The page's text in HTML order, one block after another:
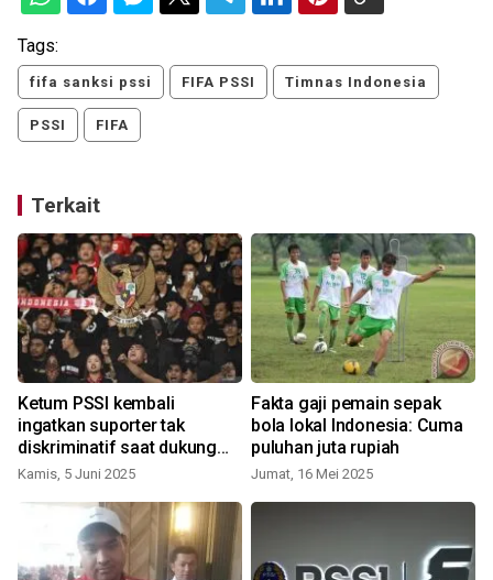
Tags:
fifa sanksi pssi FIFA PSSI Timnas Indonesia
PSSI FIFA
Terkait
Ketum PSSI kembali
ingatkan suporter tak
diskriminatif saat dukung
timnas
Kamis, 5 Juni 2025
Fakta gaji pemain sepak
bola lokal Indonesia: Cuma
puluhan juta rupiah
Jumat, 16 Mei 2025